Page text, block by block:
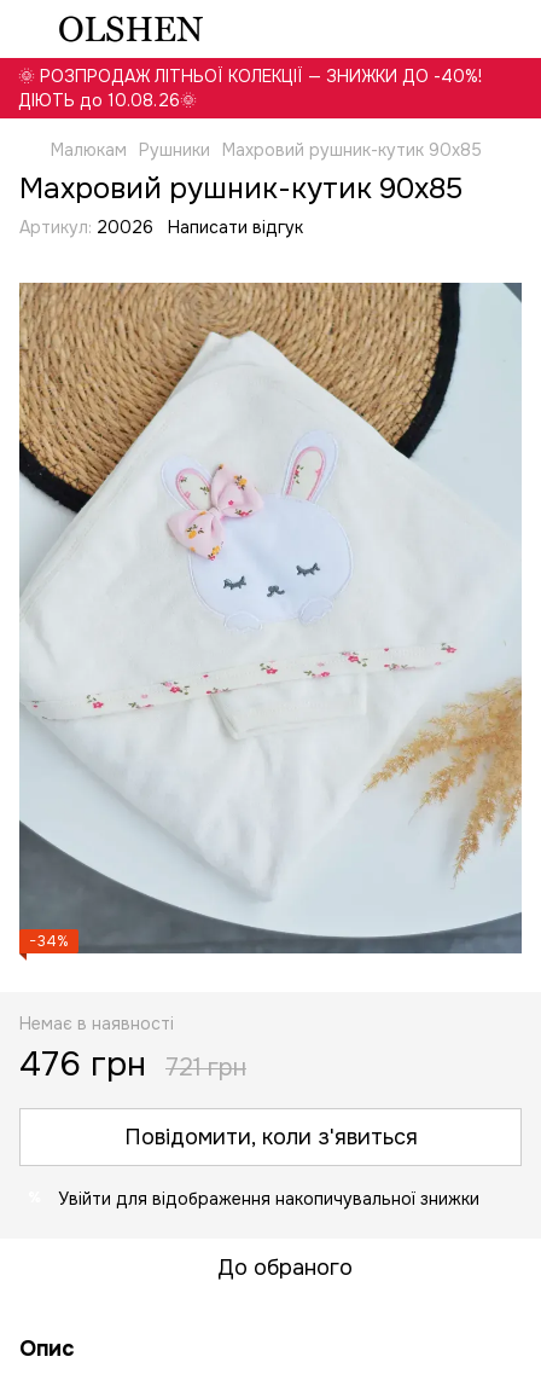
🌞 РОЗПРОДАЖ ЛІТНЬОЇ КОЛЕКЦІЇ — ЗНИЖКИ ДО -40%!
ДІЮТЬ до 10.08.26🌞
Малюкам Рушники Махровий рушник-кутик 90х85
Махровий рушник-кутик 90х85
Артикул: 20026 Написати відгук
−34%
Немає в наявності
476 грн 721 грн
Повідомити, коли з'явиться
Увійти для відображення накопичувальної знижки
До обраного
Опис